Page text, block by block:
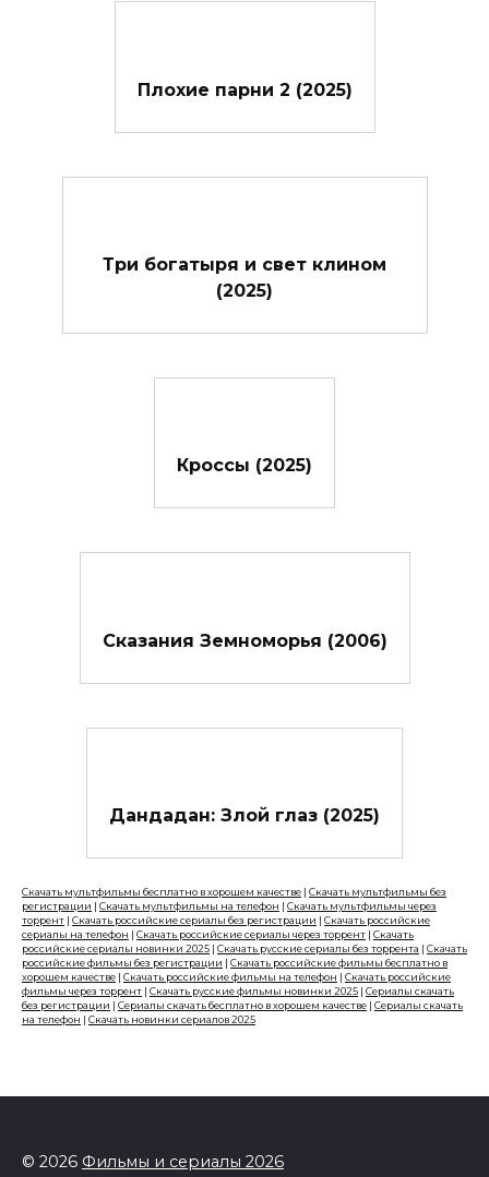
Плохие парни 2 (2025)
Три богатыря и свет клином
(2025)
Кроссы (2025)
Сказания Земноморья (2006)
Дандадан: Злой глаз (2025)
Скачать мультфильмы бесплатно в хорошем качестве | Скачать мультфильмы без
регистрации | Скачать мультфильмы на телефон | Скачать мультфильмы через
торрент | Скачать российские сериалы без регистрации | Скачать российские
сериалы на телефон | Скачать российские сериалы через торрент | Скачать
российские сериалы новинки 2025 | Скачать русские сериалы без торрента | Скачать
российские фильмы без регистрации | Скачать российские фильмы бесплатно в
хорошем качестве | Скачать российские фильмы на телефон | Скачать российские
фильмы через торрент | Скачать русские фильмы новинки 2025 | Сериалы скачать
без регистрации | Сериалы скачать бесплатно в хорошем качестве | Сериалы скачать
на телефон | Скачать новинки сериалов 2025
© 2026 Фильмы и сериалы 2026